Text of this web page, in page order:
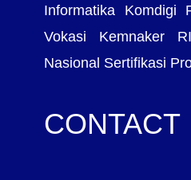
Informatika Komdigi
Vokasi Kemnaker
Nasional Sertifikasi
CONTACT